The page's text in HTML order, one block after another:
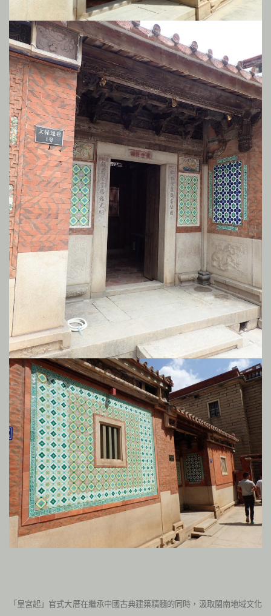
「皇宮起」官式大厝在繼承中國古典建築精髓的同時，汲取閩南地域文化